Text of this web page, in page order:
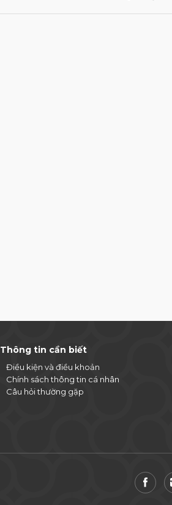
Thông tin cần biết
Điều kiện và điều khoản
Chính sách thông tin cá nhân
Câu hỏi thường gặp